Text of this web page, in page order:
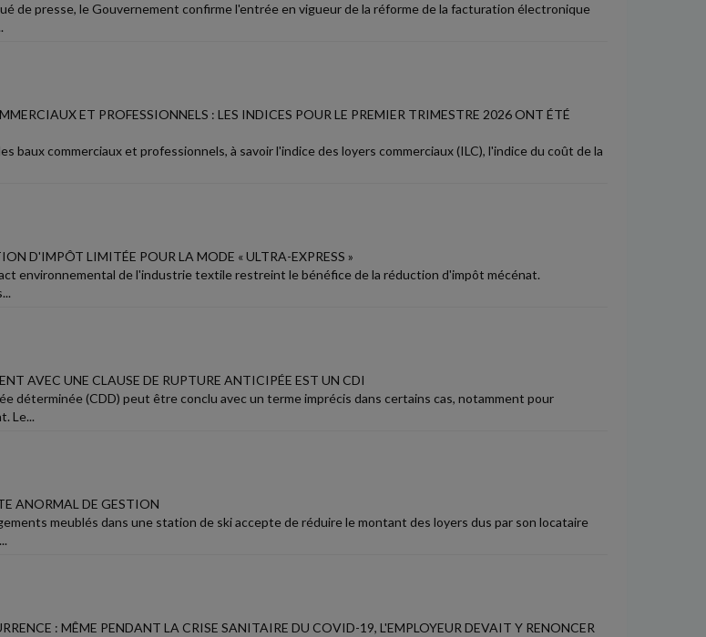
de presse, le Gouvernement confirme l'entrée en vigueur de la réforme de la facturation électronique
ET PROFESSIONNELS : LES INDICES POUR LE PREMIER TRIMESTRE 2026 ONT ÉTÉ
baux commerciaux et professionnels, à savoir l'indice des loyers commerciaux (ILC), l'indice du coût de la
D'IMPÔT LIMITÉE POUR LA MODE « ULTRA-EXPRESS »
environnemental de l'industrie textile restreint le bénéfice de la réduction d'impôt mécénat.
AVEC UNE CLAUSE DE RUPTURE ANTICIPÉE EST UN CDI
déterminée (CDD) peut être conclu avec un terme imprécis dans certains cas, notamment pour
Le...
ANORMAL DE GESTION
meublés dans une station de ski accepte de réduire le montant des loyers dus par son locataire
: MÊME PENDANT LA CRISE SANITAIRE DU COVID-19, L'EMPLOYEUR DEVAIT Y RENONCER